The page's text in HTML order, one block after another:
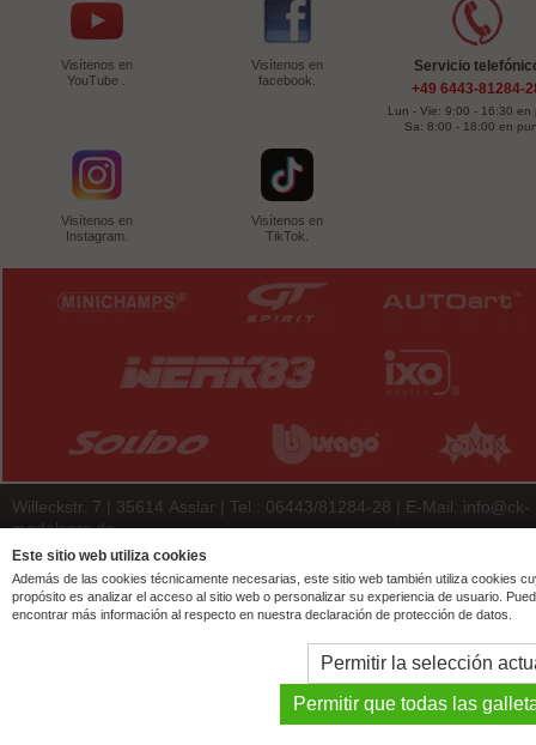
Visítenos en
YouTube .
Visítenos en
facebook.
Visítenos en
Instagram.
Visítenos en
TikTok.
Servicio
+49 6443-81284-
Lun - Vie: 9:00 - 16:30 en
Sa: 8:00 - 18:00 en
Willeckstr. 7 | 35614 Asslar | Tel.: 06443/81284-28 | E-Mail: info@ck-
modelcars.de
© 2026 | ck-modelcars Christoph Krombach e.K.
4.9/5.00of7438 ck-modelcars.de customer reviews | Trusted Shops
Este sitio web utiliza cookies
Además de las cookies técnicamente necesarias, este sitio web también utiliza cookies
propósito es analizar el acceso al sitio web o personalizar su experiencia de usuario.
encontrar más información al respecto en nuestra declaración de protección de datos.
Permitir la selección
Permitir que todas las